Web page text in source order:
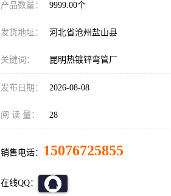
产品数量： 9999.00个
发货地址： 河北省沧州盐山县
关键词： 昆明热镀锌弯管厂
发布日期： 2026-08-08
阅 读 量： 28
销售电话： 15076725855
在线QQ：